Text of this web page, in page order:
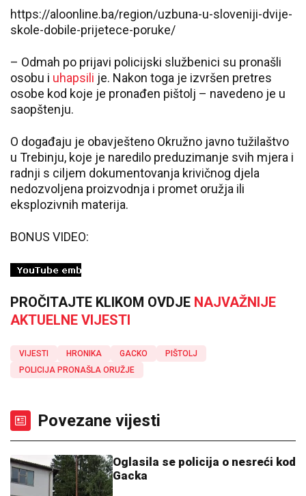
https://aloonline.ba/region/uzbuna-u-sloveniji-dvije-
skole-dobile-prijetece-poruke/
– Odmah po prijavi policijski službenici su pronašli
osobu i uhapsili je. Nakon toga je izvršen pretres
osobe kod koje je pronađen pištolj – navedeno je u
saopštenju.
O događaju je obavješteno Okružno javno tužilaštvo
u Trebinju, koje je naredilo preduzimanje svih mjera i
radnji s ciljem dokumentovanja krivičnog djela
nedozvoljena proizvodnja i promet oružja ili
eksplozivnih materija.
BONUS VIDEO:
PROČITAJTE KLIKOM OVDJE NAJVAŽNIJE
AKTUELNE VIJESTI
VIJESTI HRONIKA GACKO
PIŠTOLJ
POLICIJA PRONAŠLA ORUŽJE
Povezane vijesti
Oglasila se policija o nesreći kod
Gacka